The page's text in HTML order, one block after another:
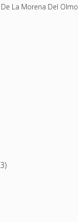
La Morena Del Olmo